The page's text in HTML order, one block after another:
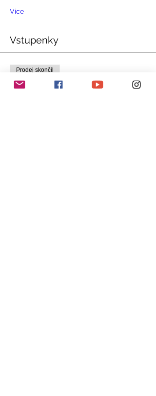
Více
Vstupenky
Prodej skončil
Typ vstupenky